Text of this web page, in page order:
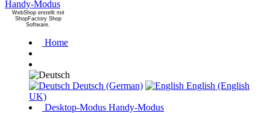
Handy-Modus
WebShop erstellt mit
ShopFactory Shop
Software.
Home
Deutsch (German)
English (English
UK)
Desktop-Modus Handy-Modus